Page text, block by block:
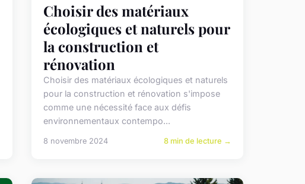
Choisir des matériaux
écologiques et naturels pour
la construction et
rénovation
Choisir des matériaux écologiques et naturels
pour la construction et rénovation s'impose
comme une nécessité face aux défis
environnementaux contempo...
8 novembre 2024 8 min de lecture →